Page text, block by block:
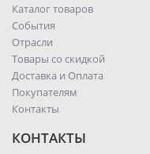
Каталог товаров
События
Отрасли
Товары со скидкой
Доставка и Оплата
Покупателям
Контакты
КОНТАКТЫ